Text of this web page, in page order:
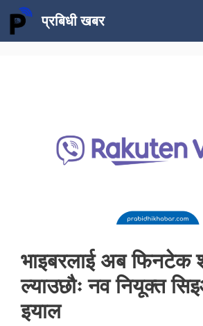
Skip
content
प्रबिधी खबर
भाइबरलाई अब फिनटेक
ल्याउछौः नव नियूक्त
इयाल